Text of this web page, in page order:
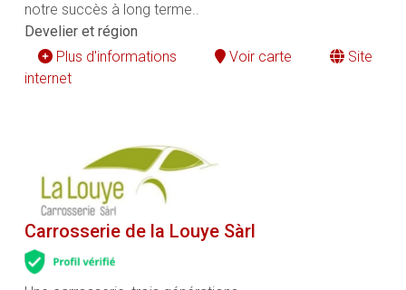
notre succès à long terme..
Develier et région
Plus d'informations
Voir carte
Site
internet
Carrosserie de la Louye Sàrl